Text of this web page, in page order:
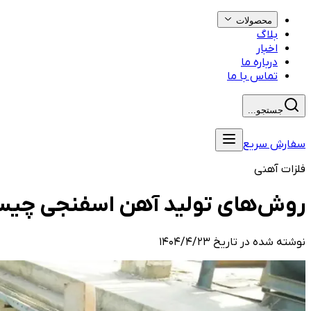
محصولات
بلاگ
اخبار
درباره ما
تماس با ما
جستجو...
سفارش سریع
فلزات آهنی
روش‌های تولید آهن اسفنجی
نوشته شده در تاریخ ۱۴۰۴/۴/۲۳